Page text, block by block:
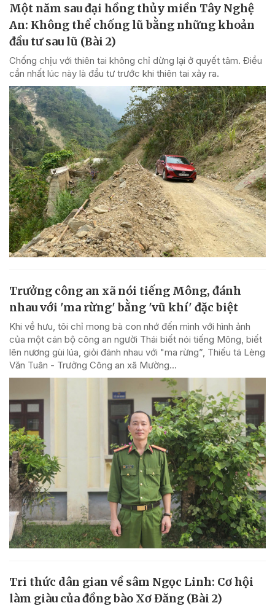
Một năm sau đại hồng thủy miền Tây Nghệ
An: Không thể chống lũ bằng những khoản
đầu tư sau lũ (Bài 2)
Chống chịu với thiên tai không chỉ dừng lại ở quyết tâm. Điều
cần nhất lúc này là đầu tư trước khi thiên tai xảy ra.
Trưởng công an xã nói tiếng Mông, đánh
nhau với 'ma rừng' bằng 'vũ khí' đặc biệt
Khi về hưu, tôi chỉ mong bà con nhớ đến mình với hình ảnh
của một cán bộ công an người Thái biết nói tiếng Mông, biết
lên nương gùi lúa, giỏi đánh nhau với "ma rừng”, Thiếu tá Lèng
Văn Tuân - Trưởng Công an xã Mường...
Tri thức dân gian về sâm Ngọc Linh: Cơ hội
làm giàu của đồng bào Xơ Đăng (Bài 2)